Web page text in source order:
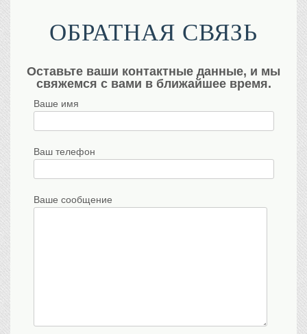
ОБРАТНАЯ СВЯЗЬ
Оставьте ваши контактные данные, и мы
свяжемся с вами в ближайшее время.
Ваше имя
Ваш телефон
Ваше сообщение